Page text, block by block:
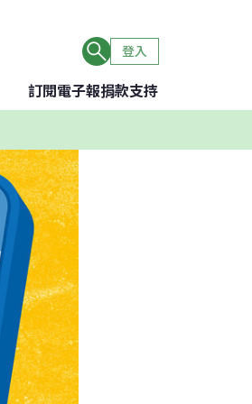
登入
訂閱電子報捐款支持